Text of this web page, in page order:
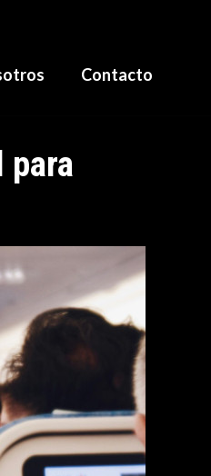
Contacto
para